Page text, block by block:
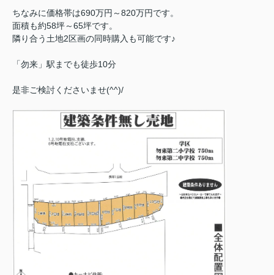
ちなみに価格帯は690万円～820万円です。
面積も約58坪～65坪です。
隣り合う土地2区画の同時購入も可能です♪
「勿来」駅までも徒歩10分
是非ご検討くださいませ(^^)/